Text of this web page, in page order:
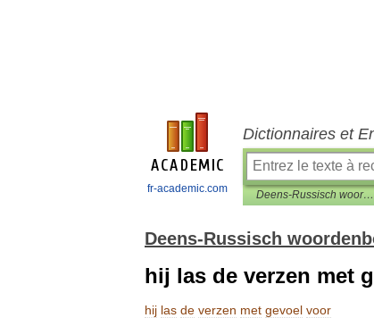
fr-academic.com
Dictionnaires et
Deens-Russisch woordenboek
Deens-Russisch
hij las de verzen met
hij las de verzen met gevoel voor